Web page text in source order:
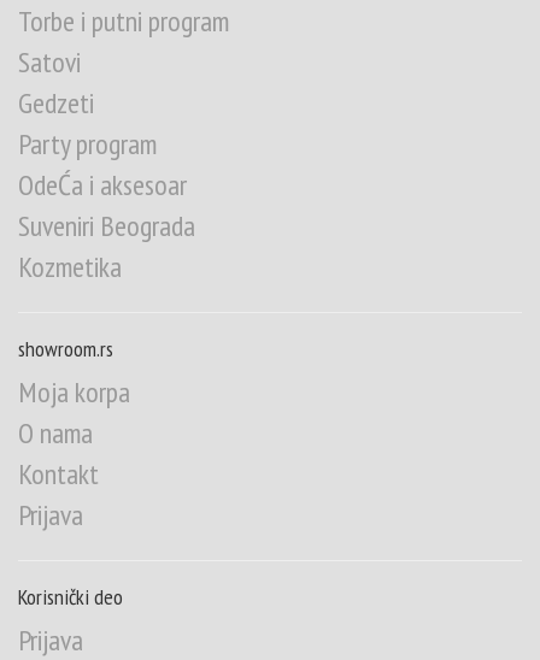
Torbe i putni program
Satovi
Gedzeti
Party program
OdeĆa i aksesoar
Suveniri Beograda
Kozmetika
showroom.rs
Moja korpa
O nama
Kontakt
Prijava
Korisnički deo
Prijava